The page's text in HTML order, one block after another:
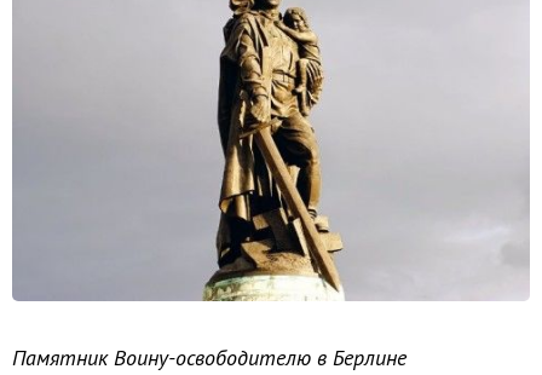
Памятник Воину-освободителю в Берлине